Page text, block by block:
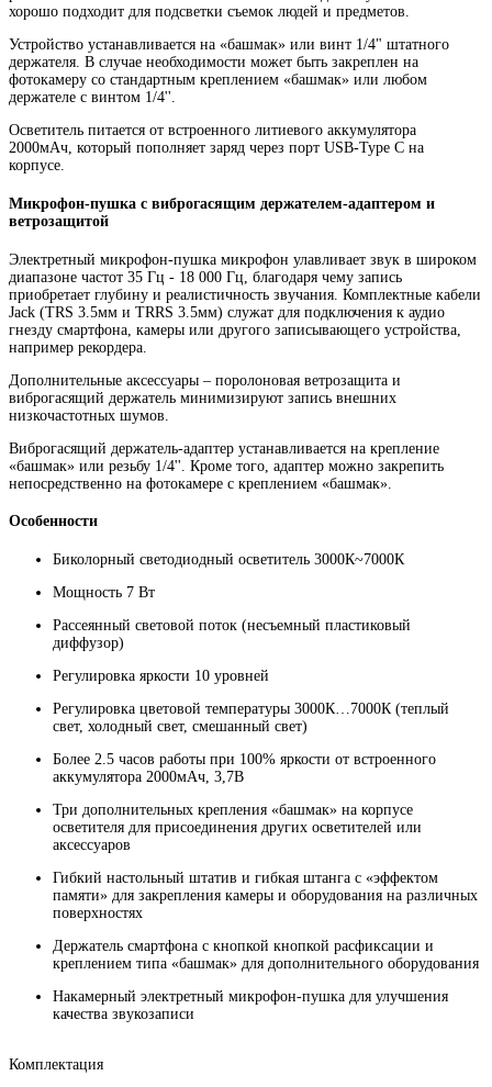
хорошо подходит для подсветки съемок людей и предметов.
Устройство устанавливается на «башмак» или винт 1/4" штатного
держателя. В случае необходимости может быть закреплен на
фотокамеру со стандартным креплением «башмак» или любом
держателе с винтом 1/4''.
Осветитель питается от встроенного литиевого аккумулятора
2000мАч, который пополняет заряд через порт USB-Type C на
корпусе.
Микрофон-пушка с виброгасящим держателем-адаптером и
ветрозащитой
Электретный микрофон-пушка микрофон улавливает звук в широком
диапазоне частот 35 Гц - 18 000 Гц, благодаря чему запись
приобретает глубину и реалистичность звучания. Комплектные кабели
Jack (TRS 3.5мм и TRRS 3.5мм) служат для подключения к аудио
гнезду смартфона, камеры или другого записывающего устройства,
например рекордера.
Дополнительные аксессуары – поролоновая ветрозащита и
виброгасящий держатель минимизируют запись внешних
низкочастотных шумов.
Виброгасящий держатель-адаптер устанавливается на крепление
«башмак» или резьбу 1/4''. Кроме того, адаптер можно закрепить
непосредственно на фотокамере с креплением «башмак».
Особенности
Биколорный светодиодный осветитель 3000К~7000К
Мощность 7 Вт
Рассеянный световой поток (несъемный пластиковый
диффузор)
Регулировка яркости 10 уровней
Регулировка цветовой температуры 3000К…7000К (теплый
свет, холодный свет, смешанный свет)
Более 2.5 часов работы при 100% яркости от встроенного
аккумулятора 2000мАч, 3,7В
Три дополнительных крепления «башмак» на корпусе
осветителя для присоединения других осветителей или
аксессуаров
Гибкий настольный штатив и гибкая штанга с «эффектом
памяти» для закрепления камеры и оборудования на различных
поверхностях
Держатель смартфона с кнопкой кнопкой расфиксации и
креплением типа «башмак» для дополнительного оборудования
Накамерный электретный микрофон-пушка для улучшения
качества звукозаписи
Комплектация